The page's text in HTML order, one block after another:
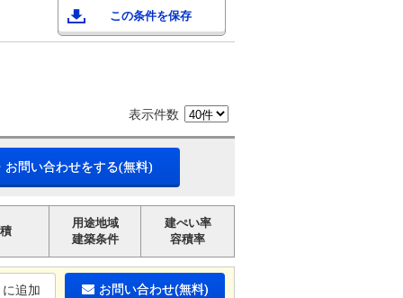
この条件を保存
表示件数
お問い合わせをする(無料)
用途地域
建築条件
建ぺい率
容積率
追加 お問い合わせ(無料)